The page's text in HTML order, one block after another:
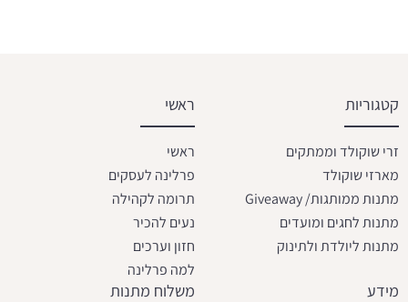
קטגוריות
זרי שוקולד וממתקים
מארזי שוקולד
מתנות ממותגות/ Giveaway
מתנות לחגים ומועדים
מתנות ליולדת ולתינוק
ראשי
ראשי
פרלינה לעסקים
תרומה לקהילה
נעים להכיר
חזון וערכים
למה פרלינה
מידע משלוח מתנות